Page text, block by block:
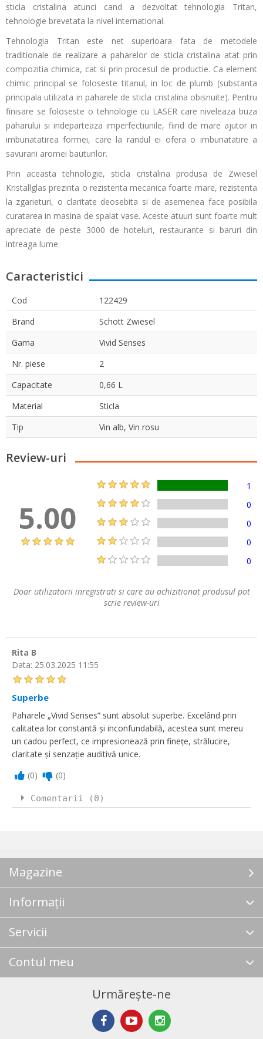
sticla cristalina atunci cand a dezvoltat tehnologia Tritan,
tehnologie brevetata la nivel international.
Tehnologia Tritan este net superioara fata de metodele
traditionale de realizare a paharelor de sticla cristalina atat prin
compozitia chimica, cat si prin procesul de productie. Ca element
chimic principal se foloseste titanul, in loc de plumb (substanta
principala utilizata in paharele de sticla cristalina obisnuite). Pentru
finisare se foloseste o tehnologie cu LASER care niveleaza buza
paharului si indeparteaza imperfectiunile, fiind de mare ajutor in
imbunatatirea formei, care la randul ei ofera o imbunatatire a
savurarii aromei bauturilor.
Prin aceasta tehnologie, sticla cristalina produsa de Zwiesel
Kristallglas prezinta o rezistenta mecanica foarte mare, rezistenta
la zgarieturi, o claritate deosebita si de asemenea face posibila
curatarea in masina de spalat vase. Aceste atuuri sunt foarte mult
apreciate de peste 3000 de hoteluri, restaurante si baruri din
intreaga lume.
Caracteristici
Cod
122429
Brand
Schott Zwiesel
Gama
Vivid Senses
Nr. piese
2
Capacitate
0,66 L
Material
Sticla
Tip
Vin alb, Vin rosu
Review-uri
5.00
1
0
0
0
0
Doar utilizatorii inregistrati si care au achizitionat produsul pot
scrie review-uri
Rita B
Data: 25.03.2025 11:55
Superbe
Paharele „Vivid Senses” sunt absolut superbe. Excelând prin
calitatea lor constantă și inconfundabilă, acestea sunt mereu
un cadou perfect, ce impresionează prin finețe, strălucire,
claritate și senzație auditivă unice.
(0) (0)
Comentarii (0)
Magazine
Informații
Servicii
Contul meu
Urmărește-ne